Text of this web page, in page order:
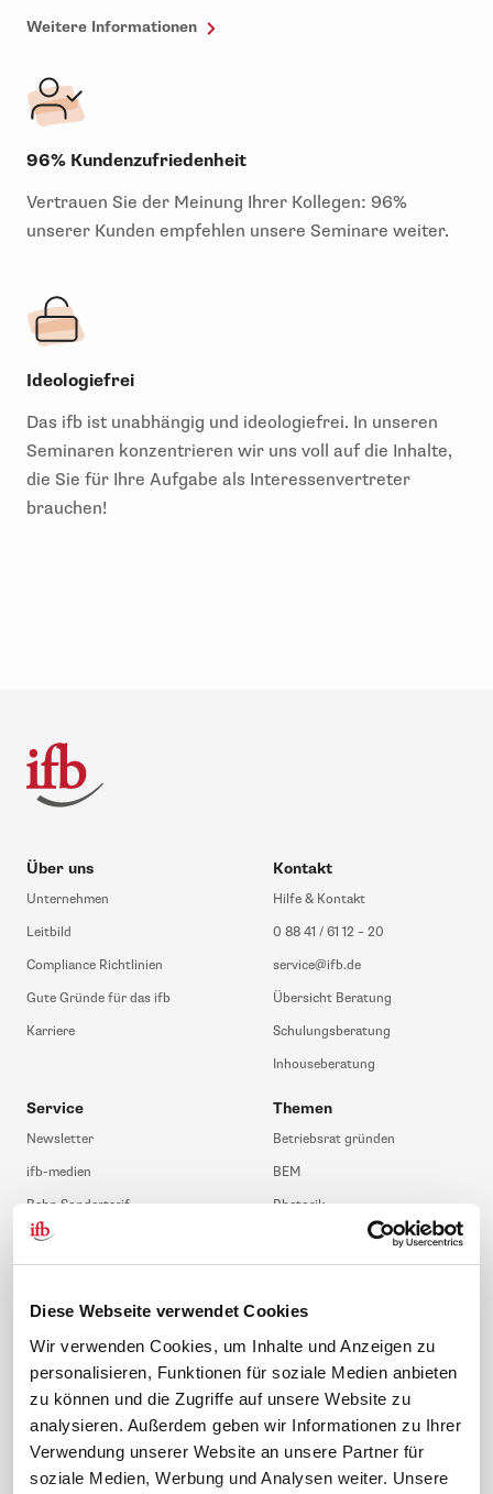
Diese Webseite verwendet Cookies
Wir verwenden Cookies, um Inhalte und Anzeigen zu
personalisieren, Funktionen für soziale Medien anbieten
zu können und die Zugriffe auf unsere Website zu
analysieren. Außerdem geben wir Informationen zu Ihrer
Verwendung unserer Website an unsere Partner für
soziale Medien, Werbung und Analysen weiter. Unsere
Weitere Informationen
96% Kundenzufriedenheit
Vertrauen Sie der Meinung Ihrer Kollegen: 96%
unserer Kunden empfehlen unsere Seminare weiter.
Ideologiefrei
Das ifb ist unabhängig und ideologiefrei. In unseren
Seminaren konzentrieren wir uns voll auf die Inhalte,
die Sie für Ihre Aufgabe als Interessenvertreter
brauchen!
Über uns
Unternehmen
Leitbild
Compliance Richtlinien
Gute Gründe für das ifb
Karriere
Kontakt
Hilfe & Kontakt
0 88 41 / 61 12 – 20
service@ifb.de
Übersicht Beratung
Schulungsberatung
Inhouseberatung
Service
Newsletter
ifb-medien
Bahn Sondertarif
meinifb
Downloads & Formulare
FAQ
ifb-App Betriebsrat360
Themen
Betriebsrat gründen
BEM
Rhetorik
SBV-Wahl
JAV-Wahl
News. Wissen. Themen.
Lexikon
Rechtsprechung
Folgen Sie uns
Sicherheit durch geprüfte
Qualität!